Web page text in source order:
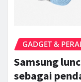
GADGET &
Samsung
sebagai